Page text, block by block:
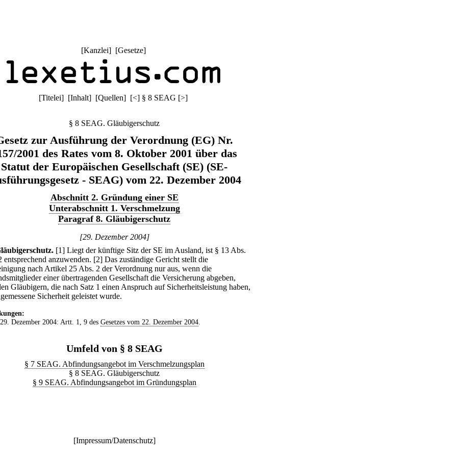
[Kanzlei] [Gesetze]
[Titelei] [Inhalt] [Quellen] [<] § 8 SEAG [>]
§ 8 SEAG. Gläubigerschutz
zur Ausführung der Verordnung (EG) Nr.
2001 des Rates vom 8. Oktober 2001 über das
Statut der Europäischen Gesellschaft (SE) (SE-
- SEAG) vom 22. Dezember 2004
Abschnitt 2. Gründung einer SE
Unterabschnitt 1. Verschmelzung
Paragraf 8. Gläubigerschutz
[29. Dezember 2004]
[1] Liegt der künftige Sitz der SE im Ausland, ist § 13 Abs.
entsprechend anzuwenden. [2] Das zuständige Gericht stellt die
nach Artikel 25 Abs. 2 der Verordnung nur aus, wenn die
einer übertragenden Gesellschaft die Versicherung abgeben,
Gläubigern, die nach Satz 1 einen Anspruch auf Sicherheitsleistung haben,
Sicherheit geleistet wurde.
Dezember 2004: Artt. 1, 9 des Gesetzes vom 22. Dezember 2004.
Umfeld von § 8 SEAG
§ 7 SEAG. Abfindungsangebot im Verschmelzungsplan
§ 8 SEAG. Gläubigerschutz
§ 9 SEAG. Abfindungsangebot im Gründungsplan
[Impressum/Datenschutz]